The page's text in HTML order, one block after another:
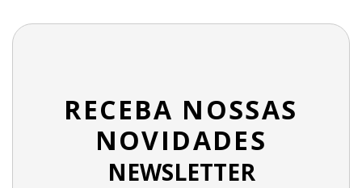
RECEBA NOSSAS
NOVIDADES
NEWSLETTER